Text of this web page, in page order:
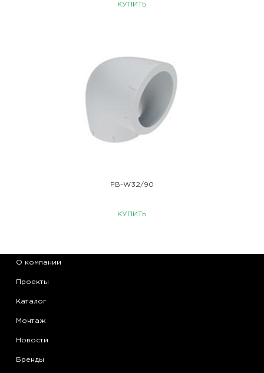
КУПИТЬ
PB-W32/90
КУПИТЬ
О компании
Проекты
Каталог
Монтаж
Новости
Бренды